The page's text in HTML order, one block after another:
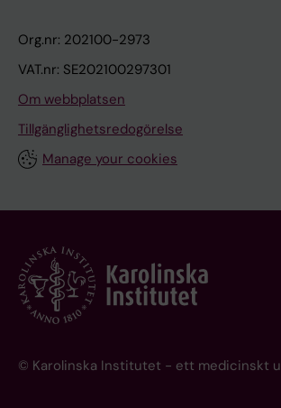
Org.nr: 202100-2973
VAT.nr: SE202100297301
Om webbplatsen
Tillgänglighetsredogörelse
Manage your cookies
© Karolinska Institutet - ett medicinskt